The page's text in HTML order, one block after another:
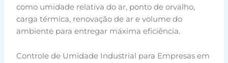
como umidade relativa do ar, ponto de orvalho,
carga térmica, renovação de ar e volume do
ambiente para entregar máxima eficiência.
Controle de Umidade Industrial para Empresas em